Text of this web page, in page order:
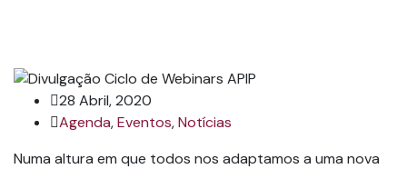
28 Abril, 2020
Agenda,Eventos,Notícias
Numa altura em que todos nos adaptamos a uma nova